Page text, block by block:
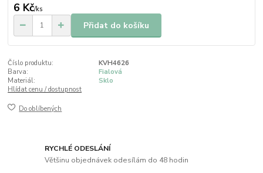
6 Kč/ks
Přidat do košíku
Číslo produktu:
KVH4626
Barva:
Fialová
Materiál:
Sklo
Hlídat cenu / dostupnost
Do oblíbených
RYCHLÉ ODESLÁNÍ
Většinu objednávek odesílám do 48 hodin